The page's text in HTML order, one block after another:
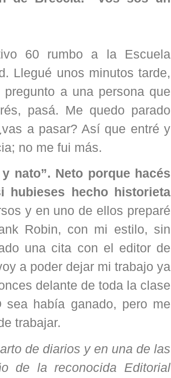
60 rumbo a la Escuela
Llegué unos minutos tarde,
a una persona que
pasá. Me quedo parado
a pasar? Así que entré y
no me fui más.
nato”. Neto porque hacés
hubieses hecho historieta
y en uno de ellos preparé
Robin, con mi estilo, sin
una cita con el editor de
a poder dejar mi trabajo ya
delante de toda la clase
sea había ganado, pero me
trabajar.
de diarios y en una de las
de la reconocida Editorial